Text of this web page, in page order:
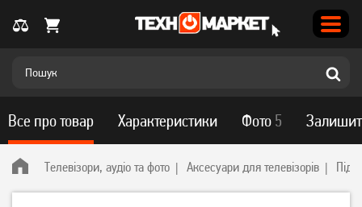
Телевізори, аудіо та фото Аксесуари для телевізорів
Все про товар Характеристики Фото 5